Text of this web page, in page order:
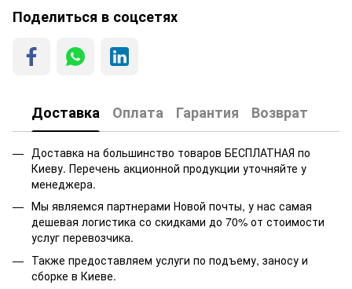
Поделиться в соцсетях
Доставка Оплата Гарантия Возврат
Доставка на большинство товаров БЕСПЛАТНАЯ по
Киеву. Перечень акционной продукции уточняйте у
менеджера.
Мы являемся партнерами Новой почты, у нас самая
дешевая логистика со скидками до 70% от стоимости
услуг перевозчика.
Также предоставляем услуги по подъему, заносу и
сборке в Киеве.